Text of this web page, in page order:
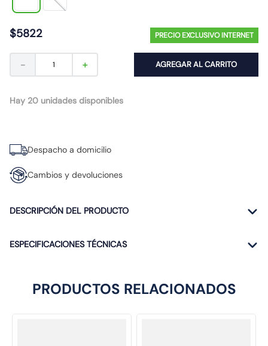
$5822 PRECIO EXCLUSIVO INTERNET
＋
－ AGREGAR AL CARRITO
Hay 20 unidades disponibles
Despacho a domicilio
Cambios y devoluciones
DESCRIPCIÓN DEL PRODUCTO
ESPECIFICACIONES TÉCNICAS
PRODUCTOS RELACIONADOS